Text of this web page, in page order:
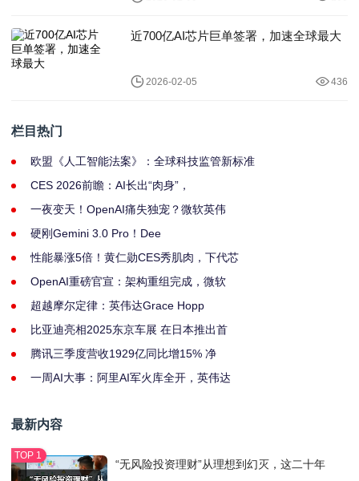
近700亿AI芯片巨单签署，加速全球最大
2026-02-05 436
栏目热门
欧盟《人工智能法案》：全球科技监管新标准
CES 2026前瞻：AI长出“肉身”，
一夜变天！OpenAI痛失独宠？微软英伟
硬刚Gemini 3.0 Pro！Dee
性能暴涨5倍！黄仁勋CES秀肌肉，下代芯
OpenAI重磅官宣：架构重组完成，微软
超越摩尔定律：英伟达Grace Hopp
比亚迪亮相2025东京车展 在日本推出首
腾讯三季度营收1929亿同比增15% 净
一周AI大事：阿里AI军火库全开，英伟达
最新内容
“无风险投资理财”从理想到幻灭，这二十年